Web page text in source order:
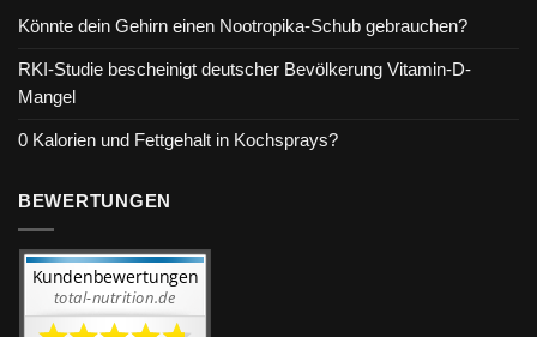
Könnte dein Gehirn einen Nootropika-Schub gebrauchen?
RKI-Studie bescheinigt deutscher Bevölkerung Vitamin-D-
Mangel
0 Kalorien und Fettgehalt in Kochsprays?
BEWERTUNGEN